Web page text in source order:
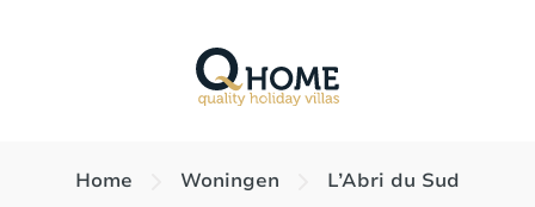
Home Woningen L’Abri du Sud